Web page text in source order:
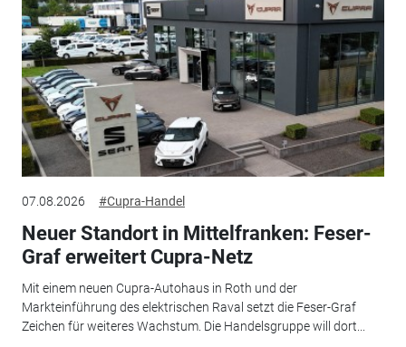
07.08.2026 #Cupra-Handel
Neuer Standort in Mittelfranken: Feser-
Graf erweitert Cupra-Netz
Mit einem neuen Cupra-Autohaus in Roth und der
Markteinführung des elektrischen Raval setzt die Feser-Graf
Zeichen für weiteres Wachstum. Die Handelsgruppe will dort...